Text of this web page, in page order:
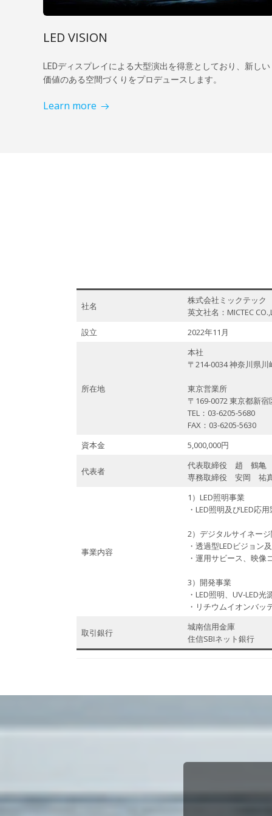
LED VISION
LEDディスプレイによる大型演出を得意としており、新しい
価値のある空間づくりをプロデュースします。
Learn more
社名
株式会社ミックテック
英文社名：MICTEC
設立
2022年11月
所在地
本社
〒214-0034 神奈川県
東京営業所
〒169-0072 東京都新
TEL：03-6205-5680
FAX：03-6205-5630
資本金
5,000,000円
代表者
代表取締役 趙 鶴亀
専務取締役 安岡 祐
事業内容
1）LED照明事業
・LED照明及びLED応
2）デジタルサイネー
・透過型LEDビジョン
・運用サビース、映像
3）開発事業
・LED照明、UV-LED光
・リチウムイオンバッ
取引銀行
城南信用金庫
住信SBIネット銀行